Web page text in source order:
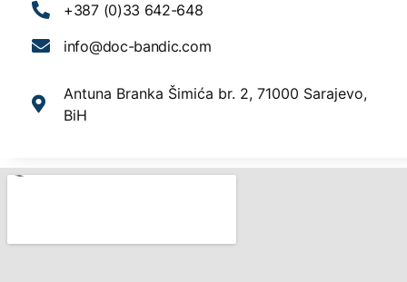
+387 (0)33 642-648
info@doc-bandic.com
Antuna Branka Šimića br. 2, 71000 Sarajevo,
BiH